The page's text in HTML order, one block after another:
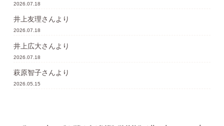
2026.07.18
井上友理さんより
2026.07.18
井上広大さんより
2026.07.18
萩原智子さんより
2026.05.15